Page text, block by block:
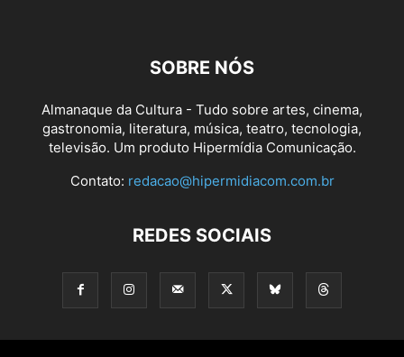
SOBRE NÓS
Almanaque da Cultura - Tudo sobre artes, cinema,
gastronomia, literatura, música, teatro, tecnologia,
televisão. Um produto Hipermídia Comunicação.
Contato: redacao@hipermidiacom.com.br
REDES SOCIAIS